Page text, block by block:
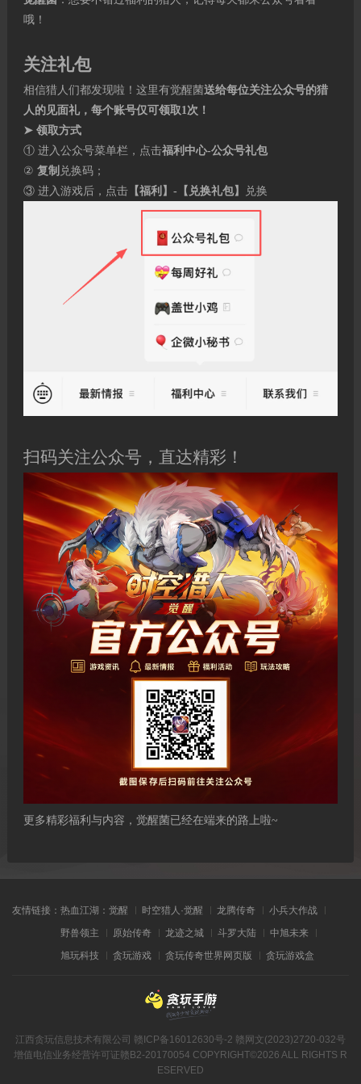
哦！
关注礼包
相信猎人们都发现啦！这里有觉醒菌送给每位关注公众号的猎
人的见面礼， 每个账号仅可领取1次 ！
➤ 领取方式
① 进入公众号菜单栏，点击福利中心-公众号礼包
② 复制 兑换码；
③ 进入游戏后，点击【福利】-【兑换礼包】 兑换
扫码关注公众号，直达精彩！
更多精彩福利与内容，觉醒菌已经在端来的路上啦~
友情链接： 热血江湖：觉醒 时空猎人·觉醒 龙腾传奇
小兵大作战
野兽领主
原始传奇 龙迹之城 斗罗大陆
中旭未来
旭玩科技
贪玩游戏 贪玩传奇世界网页版 贪玩游戏盒
江西贪玩信息技术有限公司 赣ICP备16012630号-2 赣网文(2023)2720-032号
增值电信业务经营许可证赣B2-20170054 COPYRIGHT©2026 ALL RIGHTS R
ESERVED